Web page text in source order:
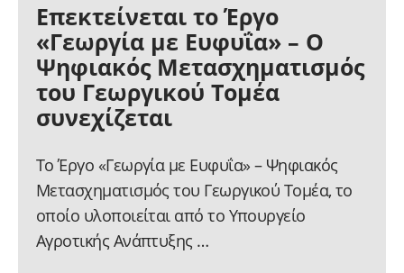
Επεκτείνεται το Έργο
«Γεωργία με Ευφυΐα» – Ο
Ψηφιακός Μετασχηματισμός
του Γεωργικού Τομέα
συνεχίζεται
Το Έργο «Γεωργία με Ευφυΐα» – Ψηφιακός
Μετασχηματισμός του Γεωργικού Τομέα, το
οποίο υλοποιείται από το Υπουργείο
Αγροτικής Ανάπτυξης …